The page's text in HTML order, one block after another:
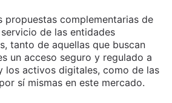
propuestas complementarias de
de las entidades
tanto de aquellas que buscan
un acceso seguro y regulado a
los activos digitales, como de las
sí mismas en este mercado.